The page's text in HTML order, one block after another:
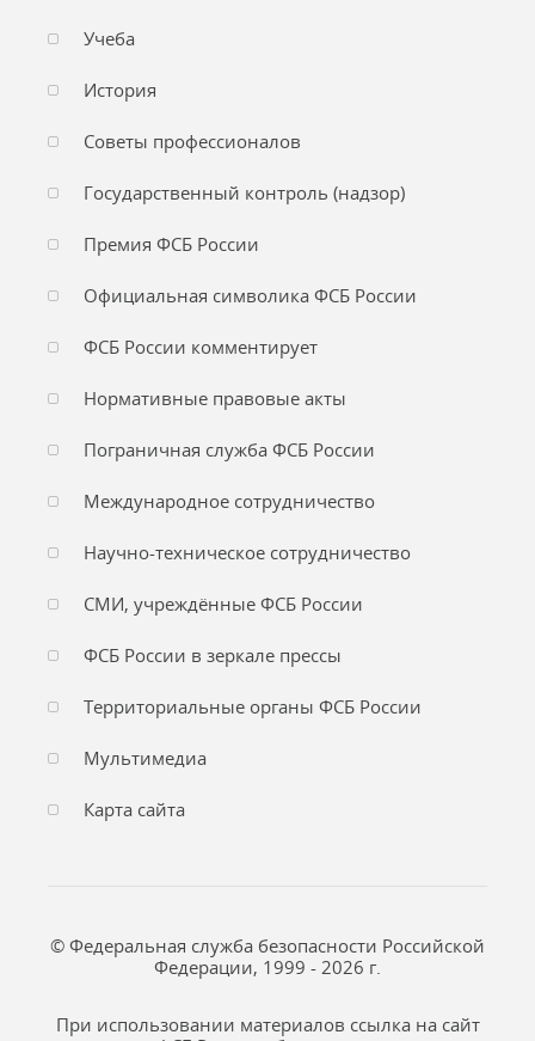
Учеба
История
Советы профессионалов
Государственный контроль (надзор)
Премия ФСБ России
Официальная символика ФСБ России
ФСБ России комментирует
Нормативные правовые акты
Пограничная служба ФСБ России
Международное сотрудничество
Научно-техническое сотрудничество
СМИ, учреждённые ФСБ России
ФСБ России в зеркале прессы
Территориальные органы ФСБ России
Мультимедиа
Карта сайта
© Федеральная служба безопасности Российской
Федерации, 1999 - 2026 г.
При использовании материалов ссылка на сайт